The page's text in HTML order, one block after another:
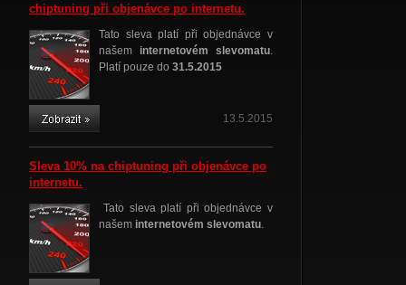
chiptuning při objenávce po internetu.
Tato sleva platí při objednávce v
našem internetovém slevomatu.
Platí pouze do 31.5.2015
13.5.2015
Sleva 10% na chiptuning při objenávce po
internetu.
Tato sleva platí při objednávce v
našem internetovém slevomatu.